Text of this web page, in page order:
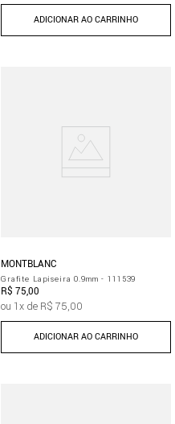
ADICIONAR AO CARRINHO
MONTBLANC
Grafite Lapiseira 0.9mm - 111539
R$ 75,00
ou 1x de R$ 75,00
ADICIONAR AO CARRINHO